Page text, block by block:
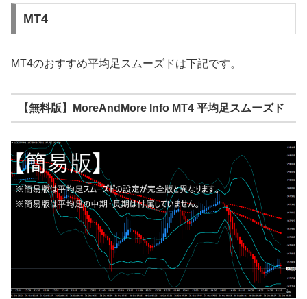
MT4
MT4のおすすめ平均足スムーズドは下記です。
【無料版】MoreAndMore Info MT4 平均足スムーズド